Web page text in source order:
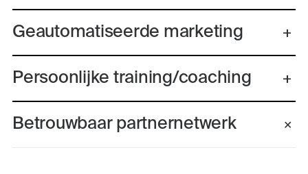
Geautomatiseerde marketing
Persoonlijke training/coaching
Betrouwbaar partnernetwerk